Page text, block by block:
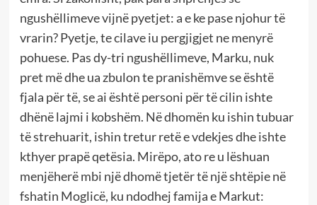
ngushëllimeve vijnë pyetjet: a e ke pase njohur të
vrarin? Pyetje, te cilave iu pergjigjet ne menyrë
pohuese. Pas dy-tri ngushëllimeve, Marku, nuk
pret më dhe ua zbulon te pranishëmve se është
fjala për të, se ai është personi për të cilin ishte
dhënë lajmi i kobshëm. Në dhomën ku ishin tubuar
të strehuarit, ishin tretur retë e vdekjes dhe ishte
kthyer prapë qetësia. Mirëpo, ato re u lëshuan
menjëherë mbi një dhomë tjetër të një shtëpie në
fshatin Moglicë, ku ndodhej famija e Markut: